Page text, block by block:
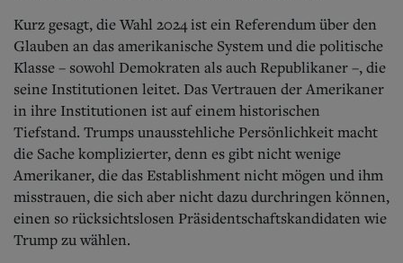
Kurz gesagt, die Wahl 2024 ist ein Referendum über den
Glauben an das amerikanische System und die politische
Klasse – sowohl Demokraten als auch Republikaner –, die
seine Institutionen leitet. Das Vertrauen der Amerikaner
in ihre Institutionen ist auf einem historischen
Tiefstand. Trumps unausstehliche Persönlichkeit macht
die Sache komplizierter, denn es gibt nicht wenige
Amerikaner, die das Establishment nicht mögen und ihm
misstrauen, die sich aber nicht dazu durchringen können,
einen so rücksichtslosen Präsidentschaftskandidaten wie
Trump zu wählen.